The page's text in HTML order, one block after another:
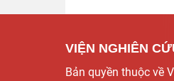
VIỆN NGHIÊN
Bản quyền thuộc về